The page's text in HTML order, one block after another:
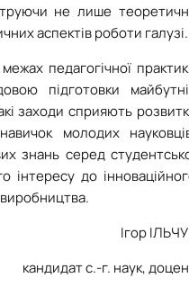
не лише
аспектів роботи галузі.
педагогічної
підготовки
заходи сприяють
молодих
знань серед
інтересу до
Ігор
кандидат с.-г. наук,